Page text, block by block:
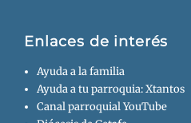
Enlaces de interés
Ayuda a la familia
Ayuda a tu parroquia: Xtantos
Canal parroquial YouTube